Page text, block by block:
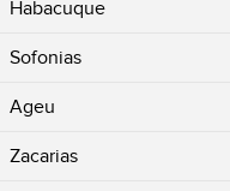
Habacuque
Sofonias
Ageu
Zacarias